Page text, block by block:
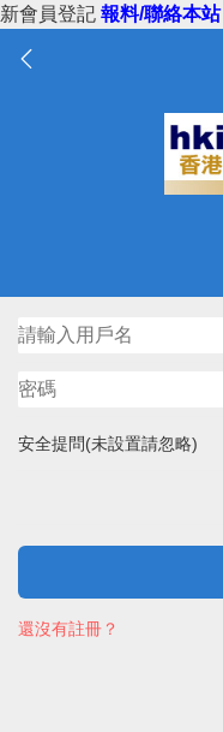
新會員登記 報料/聯絡本站
安全提問(未設置請忽略)
還沒有註冊？